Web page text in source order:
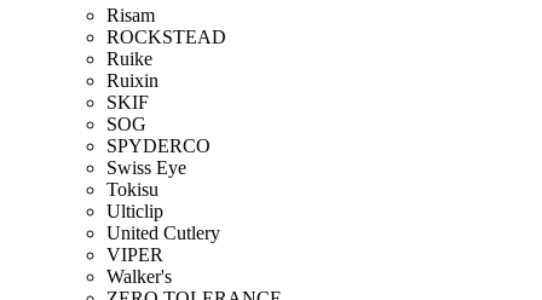
Risam
ROCKSTEAD
Ruike
Ruixin
SKIF
SOG
SPYDERCO
Swiss Eye
Tokisu
Ulticlip
United Cutlery
VIPER
Walker's